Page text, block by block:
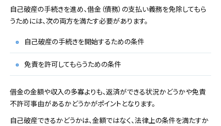
自己破産の手続きを進め、借金（債務）の支払い義務を免除してもら
うためには、次の両方を満たす必要があります。
自己破産の手続きを開始するための条件
免責を許可してもらうための条件
借金の金額や収入の多寡よりも、返済ができる状況かどうかや免責
不許可事由があるかどうかがポイントとなります。
自己破産できるかどうかは、金額ではなく、法律上の条件を満たすか